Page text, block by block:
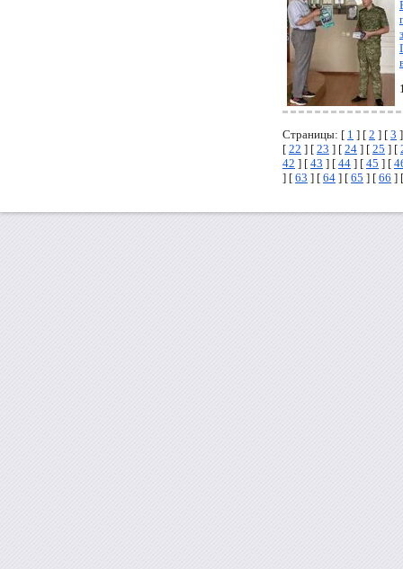
Страницы: [ 1 ] [ 2 ] [ 3
[ 22 ] [ 23 ] [ 24 ] [ 25 ] [
42 ] [ 43 ] [ 44 ] [ 45 ] [
] [ 63 ] [ 64 ] [ 65 ] [ 66 ]